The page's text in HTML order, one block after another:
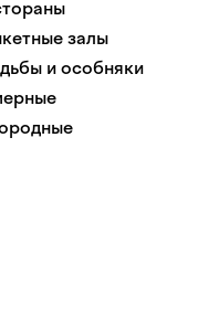
залы
и особняки